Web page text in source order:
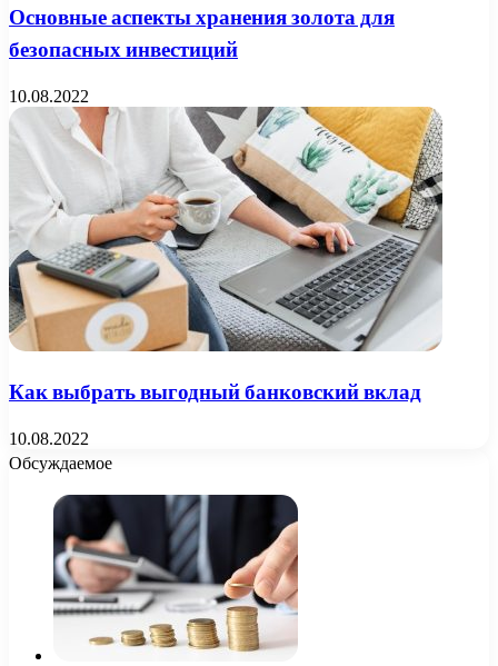
Основные аспекты хранения золота для
безопасных инвестиций
10.08.2022
Как выбрать выгодный банковский вклад
10.08.2022
Обсуждаемое